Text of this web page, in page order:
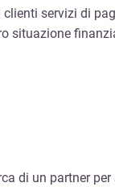
servizi di
situazione
di un partner per